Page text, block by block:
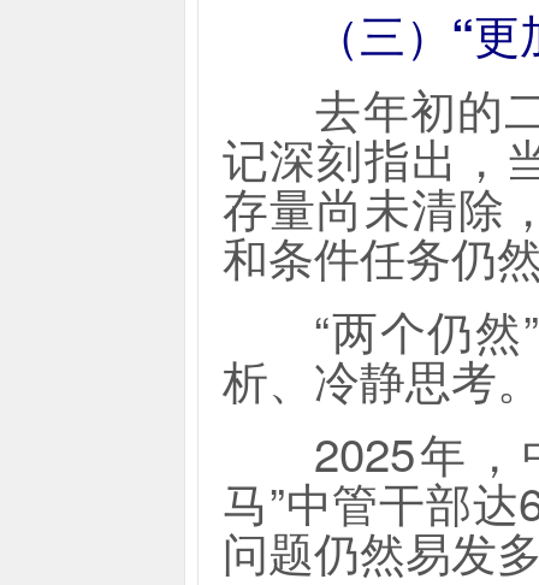
（三）“
去年初的二
记深刻指出，
存量尚未清除
和条件任务仍
“两个仍然”
析、冷静思考
2025年，
马”中管干部
问题仍然易发